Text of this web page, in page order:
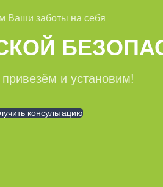
Ваши заботы на себя
и установим!
консультацию